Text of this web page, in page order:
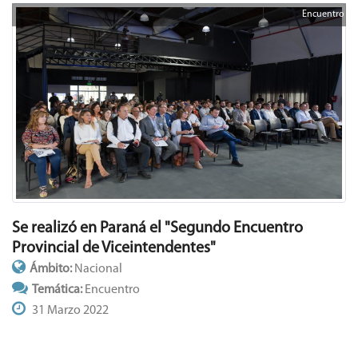
Encuentro
Se realizó en Paraná el "Segundo Encuentro
Provincial de Viceintendentes"
Ámbito: Nacional
Temática: Encuentro
31 Marzo 2022